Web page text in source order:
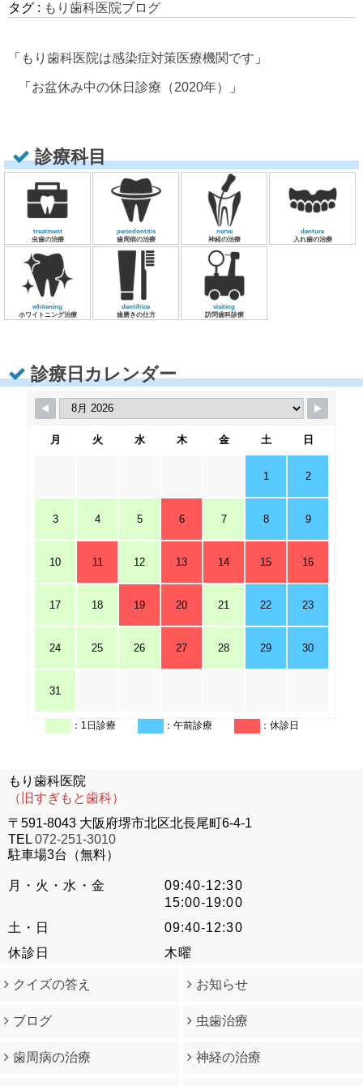
タグ : もり歯科医院ブログ
「 もり歯科医院は感染症対策医療機関です 」
「 お盆休み中の休日診療（2020年） 」
診療科目
treatment
虫歯の治療
periodontitis
歯周病の治療
nerve
神経の治療
denture
入れ歯の治療
whitening
ホワイトニング治療
dentifrice
歯磨きの仕方
visiting
訪問歯科診療
診療日カレンダー
月 火 水 木 金 土 日
1 2
3 4 5 6 7 8 9
10 11 12 13 14 15 16
17 18 19 20 21 22 23
24 25 26 27 28 29 30
31
：1日診療 ：午前診療 ：休診日
もり歯科医院
（旧すぎもと歯科）
〒591-8043 大阪府堺市北区北長尾町6-4-1
TEL 072-251-3010
駐車場3台（無料）
月・火・水・金
09:40-12:30
15:00-19:00
土・日
09:40-12:30
休診日
木曜
クイズの答え お知らせ
ブログ 虫歯治療
歯周病の治療 神経の治療